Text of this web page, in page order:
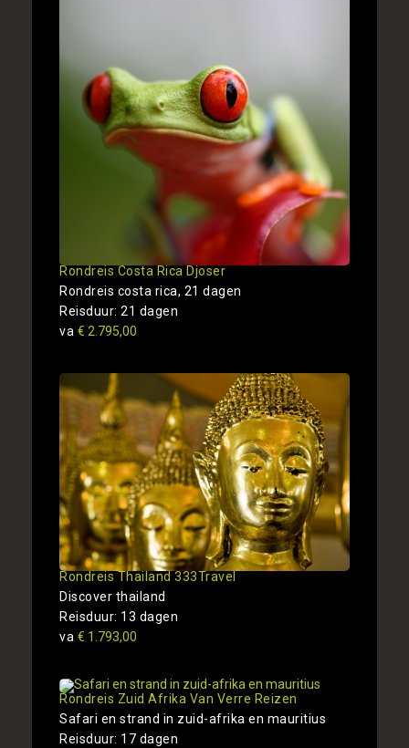
Rondreis Costa Rica Djoser
Rondreis costa rica, 21 dagen
Reisduur: 21 dagen
va € 2.795,00
Rondreis Thailand 333Travel
Discover thailand
Reisduur: 13 dagen
va € 1.793,00
Rondreis Zuid Afrika Van Verre Reizen
Safari en strand in zuid-afrika en mauritius
Reisduur: 17 dagen